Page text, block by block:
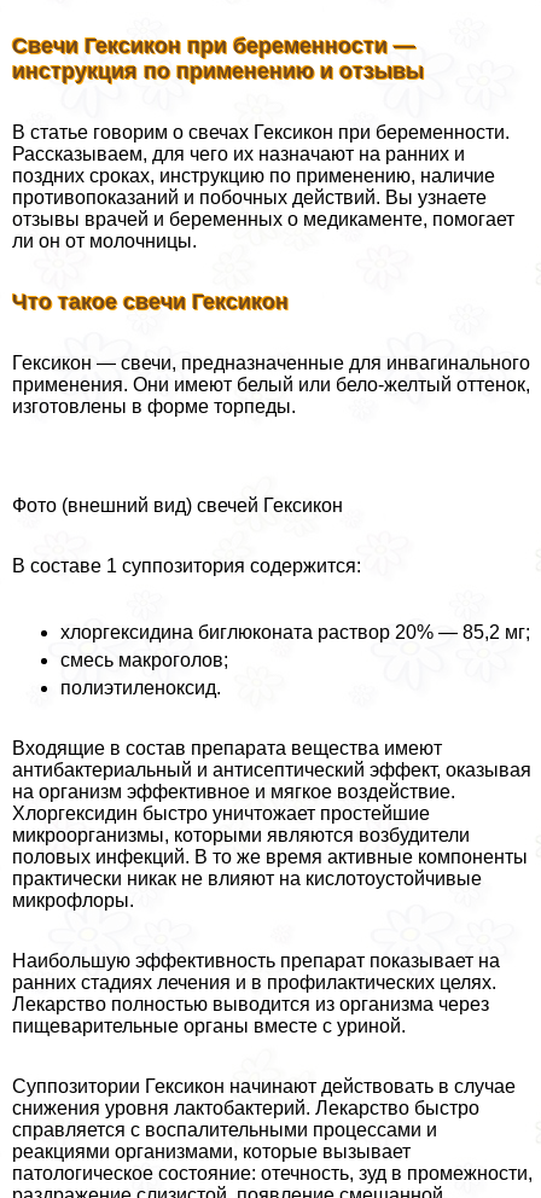
Свечи Гексикон при беременности —
инструкция по применению и отзывы
В статье говорим о свечах Гексикон при беременности.
Рассказываем, для чего их назначают на ранних и
поздних сроках, инструкцию по применению, наличие
противопоказаний и побочных действий. Вы узнаете
отзывы врачей и беременных о медикаменте, помогает
ли он от молочницы.
Что такое свечи Гексикон
Гексикон — свечи, предназначенные для инвaгинального
применения. Они имеют белый или бело-желтый оттенок,
изготовлены в форме торпеды.
Фото (внешний вид) свечей Гексикон
В составе 1 суппозитория содержится:
хлоргексидина биглюконата раствор 20% — 85,2 мг;
смесь макроголов;
полиэтиленоксид.
Входящие в состав препарата вещества имеют
антибактериальный и антисептический эффект, оказывая
на организм эффективное и мягкое воздействие.
Хлоргексидин быстро уничтожает простейшие
микроорганизмы, которыми являются возбудители
пoлoвых инфекций. В то же время активные компоненты
пpaктически никак не влияют на кислотоустойчивые
микрофлоры.
Наибольшую эффективность препарат показывает на
ранних стадиях лечения и в профилактических целях.
Лекарство полностью выводится из организма через
пищеварительные органы вместе с уриной.
Суппозитории Гексикон начинают действовать в случае
снижения уровня лактобактерий. Лекарство быстро
справляется с воспалительными процессами и
реакциями организмами, которые вызывает
патологическое состояние: отечность, зуд в промежности,